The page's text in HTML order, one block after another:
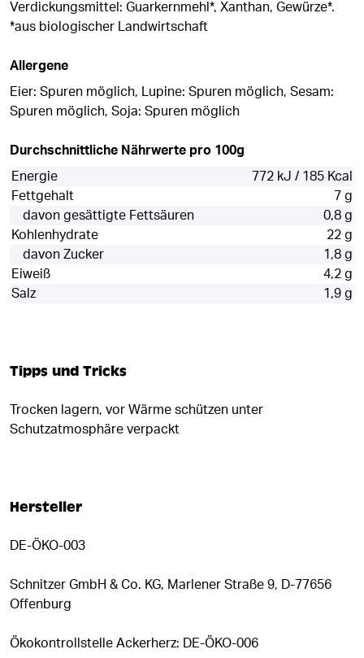
Verdickungsmittel: Guarkernmehl*, Xanthan, Gewürze*.
*aus biologischer Landwirtschaft
Allergene
Eier: Spuren möglich, Lupine: Spuren möglich, Sesam:
Spuren möglich, Soja: Spuren möglich
Durchschnittliche Nährwerte pro 100g
Energie
772 kJ / 185 Kcal
Fettgehalt
7 g
davon gesättigte Fettsäuren
0,8 g
Kohlenhydrate
22 g
davon Zucker
1,8 g
Eiweiß
4,2 g
Salz
1,9 g
Tipps und Tricks
Trocken lagern, vor Wärme schützen unter
Schutzatmosphäre verpackt
Hersteller
DE-ÖKO-003
Schnitzer GmbH & Co. KG, Marlener Straße 9, D-77656
Offenburg
Ökokontrollstelle Ackerherz: DE-ÖKO-006